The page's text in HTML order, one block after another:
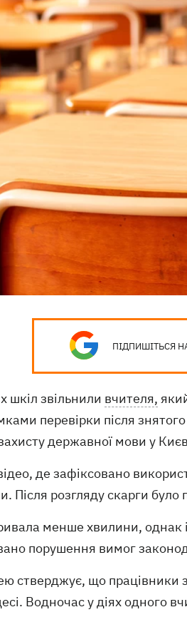
ПІДПИШІТЬСЯ
шкіл звільнили вчителя,
перевірки після
державної мови у
де зафіксовано
Після розгляду скарги було
менше хвилини, однак
порушення вимог
стверджує, що
Водночас у діях одного